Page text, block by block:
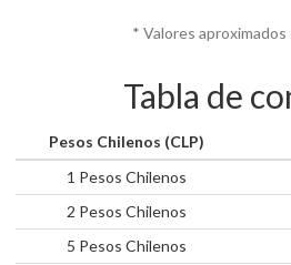
* Valores
Tabla de
Pesos Chilenos (CLP)
1 Pesos Chilenos
2 Pesos Chilenos
5 Pesos Chilenos